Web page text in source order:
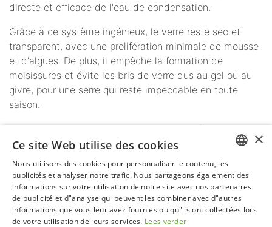
directe et efficace de l'eau de condensation.
Grâce à ce système ingénieux, le verre reste sec et
transparent, avec une prolifération minimale de mousse
et d'algues. De plus, il empêche la formation de
moisissures et évite les bris de verre dus au gel ou au
givre, pour une serre qui reste impeccable en toute
saison.
ACD® – un design intelligent pour un confort durable.
DUTCH
GERMAN
FRENCH
×
Ce site Web utilise des cookies
Nous utilisons des cookies pour personnaliser le contenu, les
publicités et analyser notre trafic. Nous partageons également des
informations sur votre utilisation de notre site avec nos partenaires
de publicité et d"analyse qui peuvent les combiner avec d"autres
informations que vous leur avez fournies ou qu"ils ont collectées lors
de votre utilisation de leurs services. Lees verder